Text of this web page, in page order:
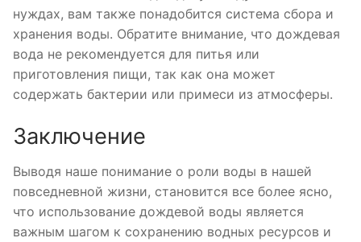
нуждах, вам также понадобится система сбора и
хранения воды. Обратите внимание, что дождевая
вода не рекомендуется для питья или
приготовления пищи, так как она может
содержать бактерии или примеси из атмосферы.
Заключение
Выводя наше понимание о роли воды в нашей
повседневной жизни, становится все более ясно,
что использование дождевой воды является
важным шагом к сохранению водных ресурсов и